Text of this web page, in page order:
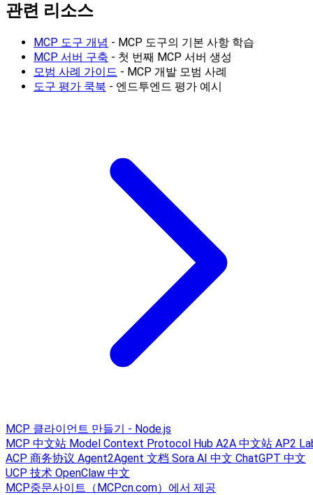
관련 리소스
MCP 도구 개념 - MCP 도구의 기본 사항 학습
MCP 서버 구축 - 첫 번째 MCP 서버 생성
모범 사례 가이드 - MCP 개발 모범 사례
도구 평가 쿡북 - 엔드투엔드 평가 예시
MCP 클라이언트 만들기 - Node.js
MCP 中文站 Model Context Protocol Hub A2A 中文站 AP2
ACP 商务协议 Agent2Agent 文档 Sora AI 中文 ChatGPT 中文
UCP 技术 OpenClaw 中文
MCP중문사이트（MCPcn.com）에서 제공